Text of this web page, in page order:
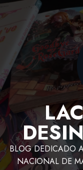
BLOG DEDICADO
NACIONAL DE